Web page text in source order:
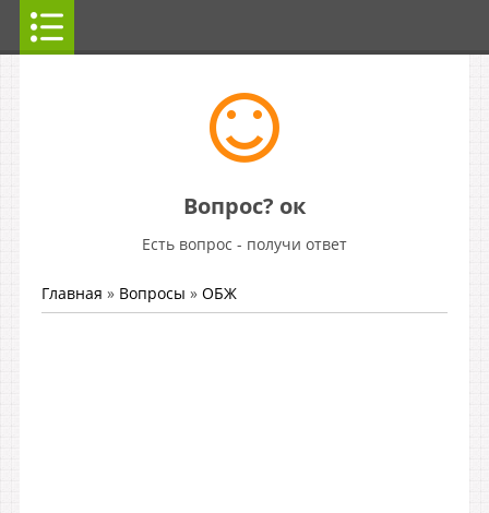
Вопрос? ок
Есть вопрос - получи ответ
Главная » Вопросы » ОБЖ